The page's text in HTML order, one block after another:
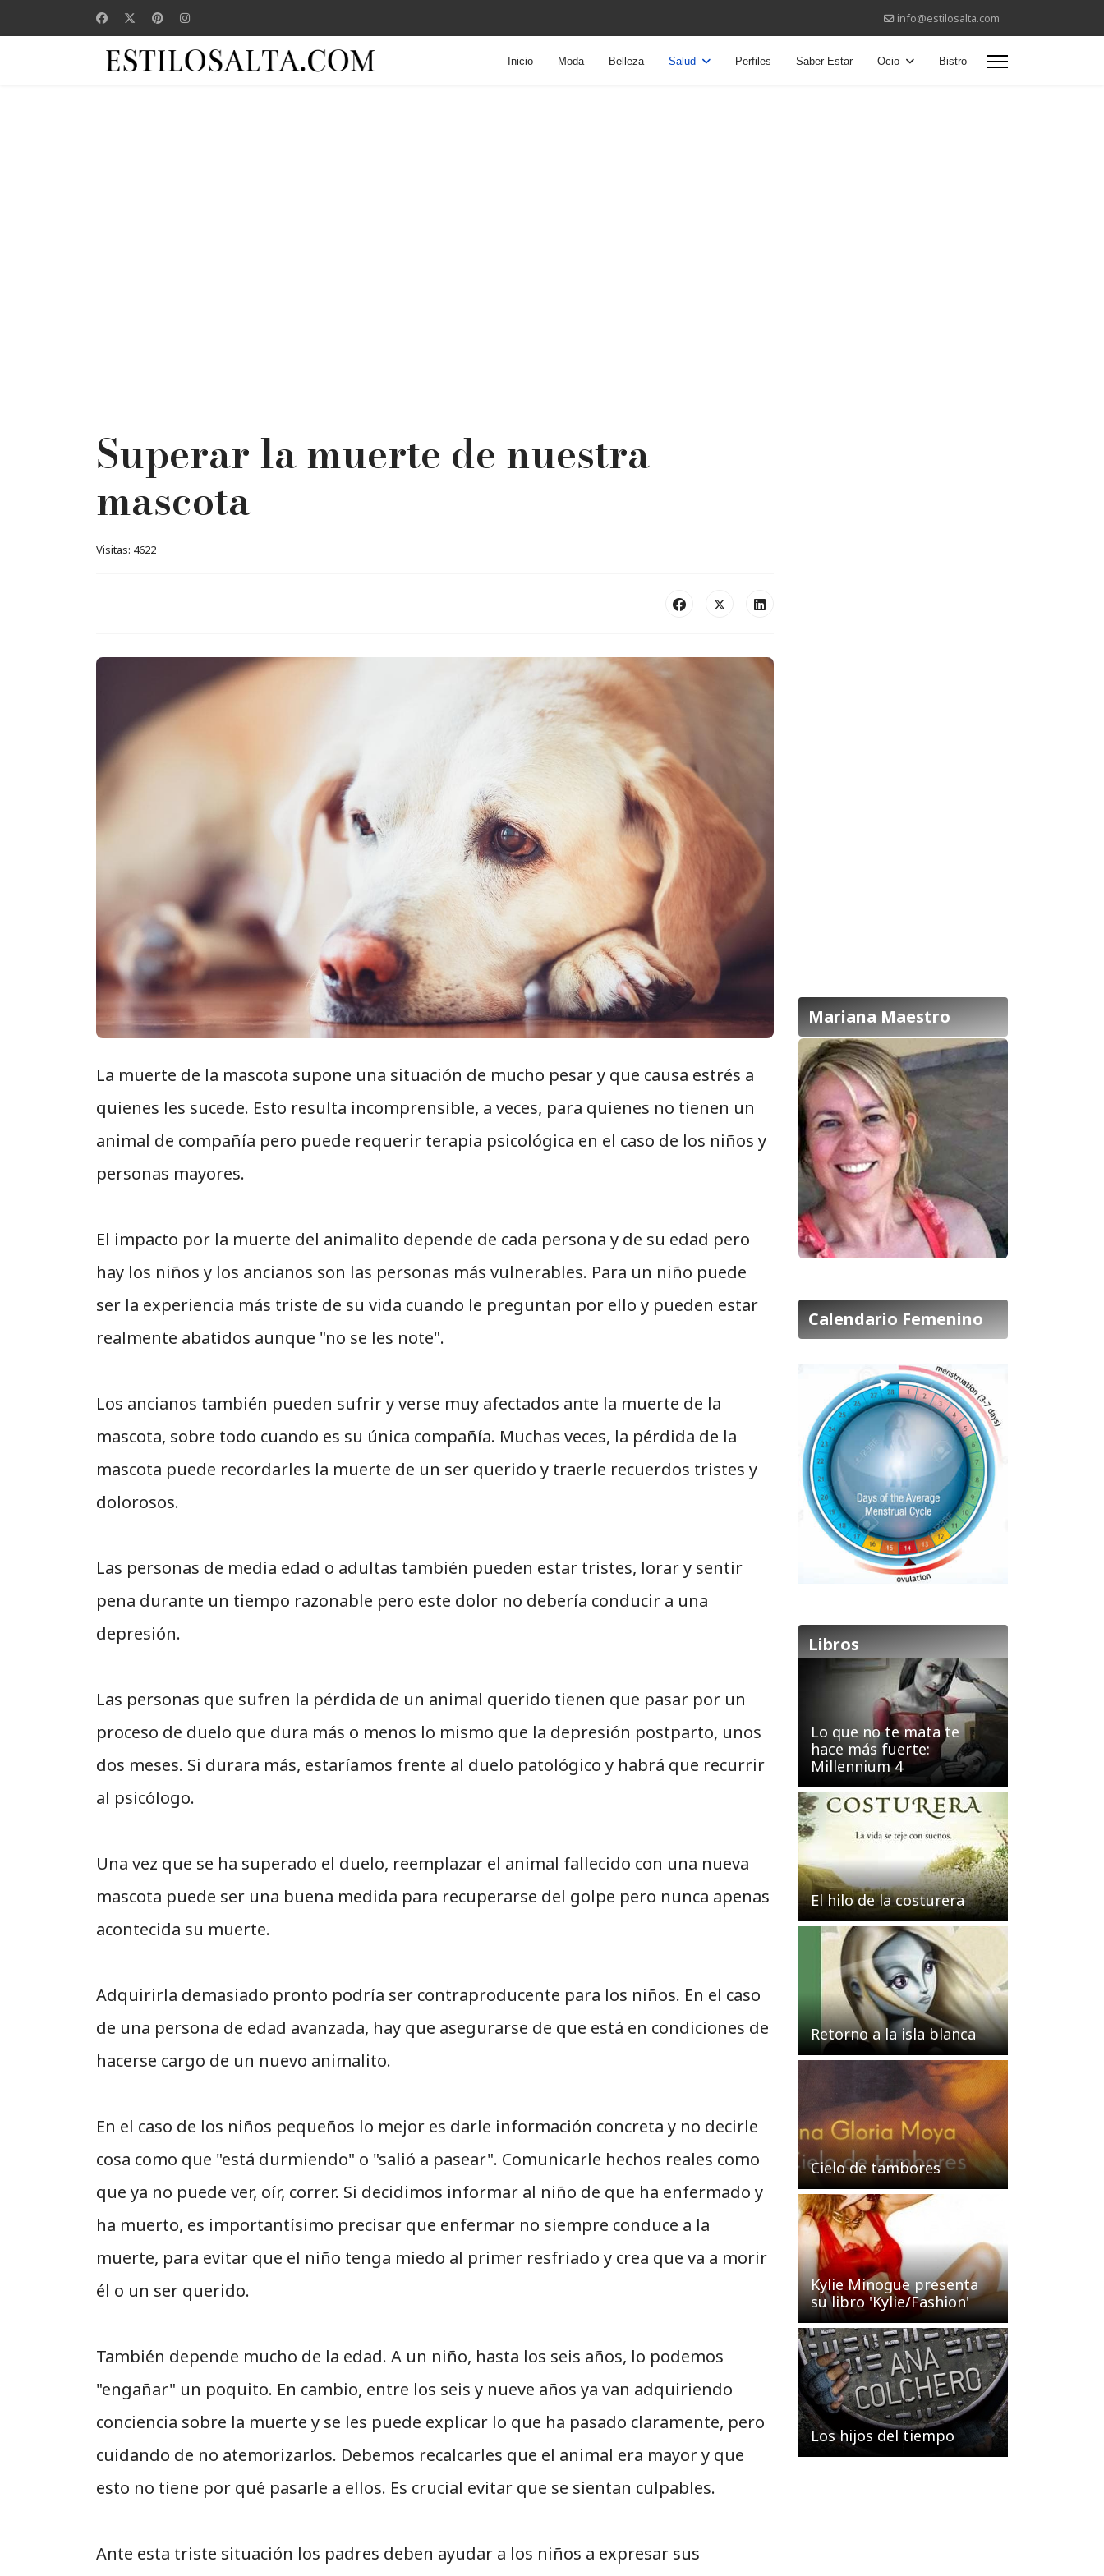
info@estilosalta.com
Inicio Moda Belleza Salud Perfiles Saber Estar Ocio Bistro
Superar la muerte de nuestra
mascota
Visitas: 4622
La muerte de la mascota supone una situación de mucho pesar y que causa estrés a
quienes les sucede. Esto resulta incomprensible, a veces, para quienes no tienen un
animal de compañía pero puede requerir terapia psicológica en el caso de los niños y
personas mayores.
El impacto por la muerte del animalito depende de cada persona y de su edad pero
hay los niños y los ancianos son las personas más vulnerables. Para un niño puede
ser la experiencia más triste de su vida cuando le preguntan por ello y pueden estar
realmente abatidos aunque "no se les note".
Los ancianos también pueden sufrir y verse muy afectados ante la muerte de la
mascota, sobre todo cuando es su única compañía. Muchas veces, la pérdida de la
mascota puede recordarles la muerte de un ser querido y traerle recuerdos tristes y
dolorosos.
Las personas de media edad o adultas también pueden estar tristes, lorar y sentir
pena durante un tiempo razonable pero este dolor no debería conducir a una
depresión.
Las personas que sufren la pérdida de un animal querido tienen que pasar por un
proceso de duelo que dura más o menos lo mismo que la depresión postparto, unos
dos meses. Si durara más, estaríamos frente al duelo patológico y habrá que recurrir
al psicólogo.
Una vez que se ha superado el duelo, reemplazar el animal fallecido con una nueva
mascota puede ser una buena medida para recuperarse del golpe pero nunca apenas
acontecida su muerte.
Adquirirla demasiado pronto podría ser contraproducente para los niños. En el caso
de una persona de edad avanzada, hay que asegurarse de que está en condiciones de
hacerse cargo de un nuevo animalito.
En el caso de los niños pequeños lo mejor es darle información concreta y no decirle
cosa como que "está durmiendo" o "salió a pasear". Comunicarle hechos reales como
que ya no puede ver, oír, correr. Si decidimos informar al niño de que ha enfermado y
ha muerto, es importantísimo precisar que enfermar no siempre conduce a la
muerte, para evitar que el niño tenga miedo al primer resfriado y crea que va a morir
él o un ser querido.
También depende mucho de la edad. A un niño, hasta los seis años, lo podemos
"engañar" un poquito. En cambio, entre los seis y nueve años ya van adquiriendo
conciencia sobre la muerte y se les puede explicar lo que ha pasado claramente, pero
cuidando de no atemorizarlos. Debemos recalcarles que el animal era mayor y que
esto no tiene por qué pasarle a ellos. Es crucial evitar que se sientan culpables.
Ante esta triste situación los padres deben ayudar a los niños a expresar sus
Mariana Maestro
Calendario Femenino
Libros
Lo que no te mata te
hace más fuerte:
Millennium 4
El hilo de la costurera
Retorno a la isla blanca
Cielo de tambores
Kylie Minogue presenta
su libro 'Kylie/Fashion'
Los hijos del tiempo